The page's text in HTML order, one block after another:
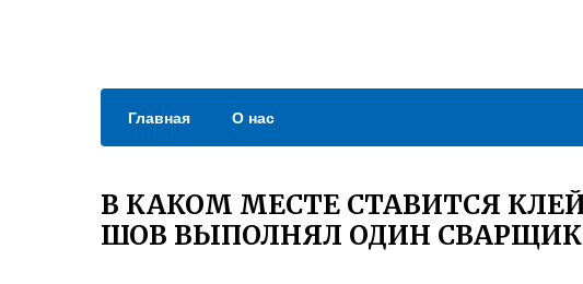
Главная О нас
В КАКОМ МЕСТЕ СТАВИТСЯ
ШОВ ВЫПОЛНЯЛ ОДИН СВАРЩИК